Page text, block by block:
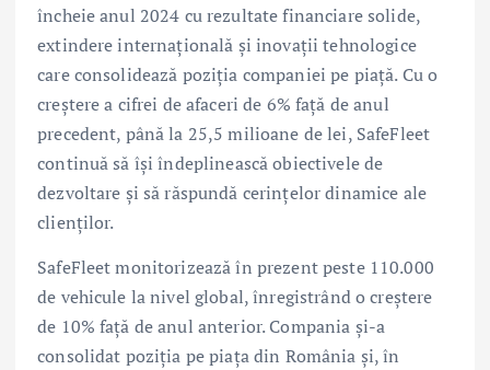
încheie anul 2024 cu rezultate financiare solide,
extindere internațională și inovații tehnologice
care consolidează poziția companiei pe piață. Cu o
creștere a cifrei de afaceri de 6% față de anul
precedent, până la 25,5 milioane de lei, SafeFleet
continuă să își îndeplinească obiectivele de
dezvoltare și să răspundă cerințelor dinamice ale
clienților.
SafeFleet monitorizează în prezent peste 110.000
de vehicule la nivel global, înregistrând o creștere
de 10% față de anul anterior. Compania și-a
consolidat poziția pe piața din România și, în